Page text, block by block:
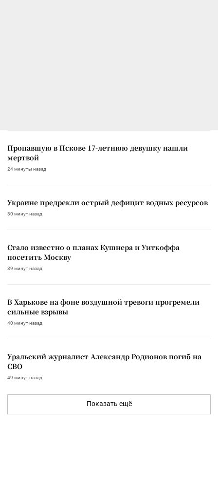
Пропавшую в Пскове 17-летнюю девушку нашли
мертвой
24 минуты назад
Украине предрекли острый дефицит водных ресурсов
30 минут назад
Стало известно о планах Кушнера и Уиткоффа
посетить Москву
39 минут назад
В Харькове на фоне воздушной тревоги прогремели
сильные взрывы
40 минут назад
Уральский журналист Александр Родионов погиб на
СВО
49 минут назад
Показать ещё